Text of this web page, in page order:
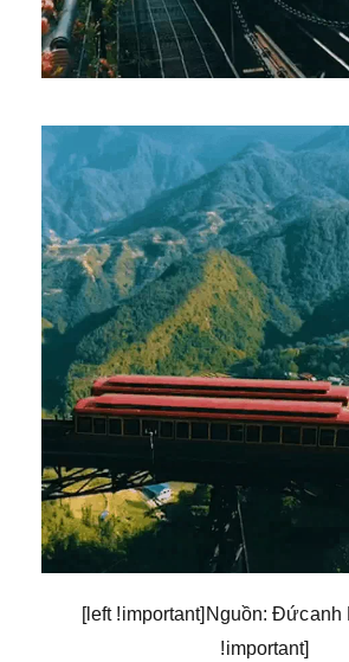
[left !important]Nguồn: Đứcanh
!important]